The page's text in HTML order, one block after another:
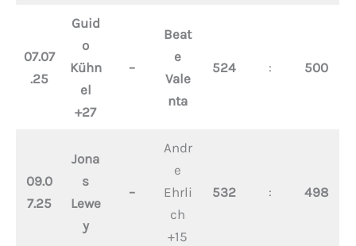
07.07
.25
Guid
o
Kühn
el
+27
–
Beat
e
Vale
nta
524 : 500
09.0
7.25
Jona
s
Lewe
y
–
Andr
e
Ehrli
ch
+15
532 : 498